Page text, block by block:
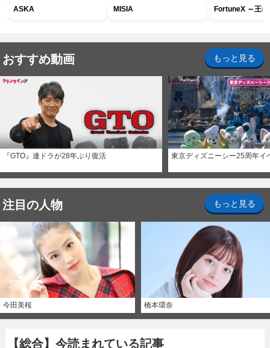
ASKA MISIA FortuneX ～王
おすすめ動画 もっと見る
『GTO』連ドラが28年ぶり復活 東京ディズニーシー25周年イ
注目の人物 もっと見る
今田美桜 橋本環奈
【総合】今読まれている記事